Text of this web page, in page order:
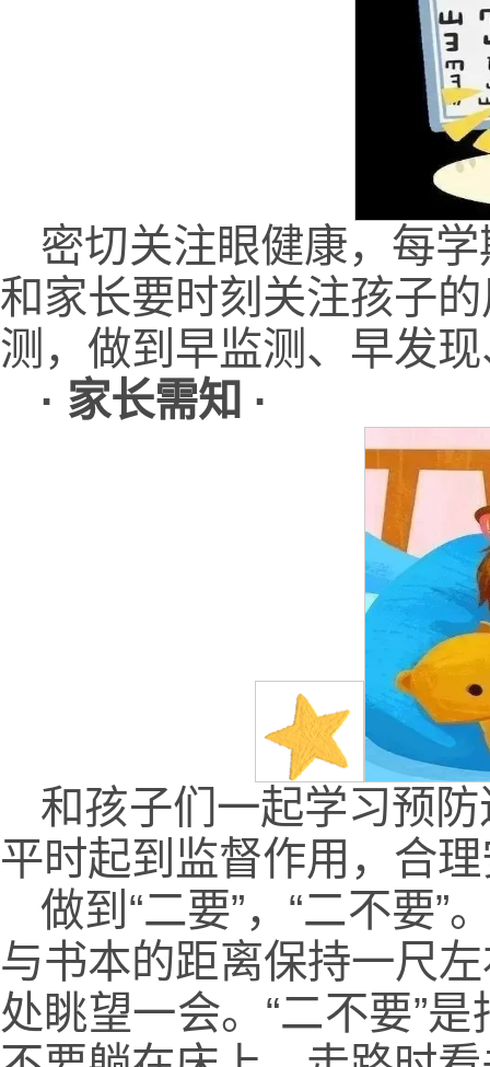
密切关注眼健康，每
和家长要时刻关注孩子
测，做到早监测、早发
· 家长需知 ·
和孩子们一起学习预
平时起到监督作用，合
做到“二要”，“二不要”
与书本的距离保持一尺
处眺望一会。“二不要”